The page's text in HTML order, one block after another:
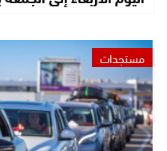
مستجدات